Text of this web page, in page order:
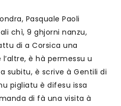
Pasquale Paoli
chì, 9 ghjorni nanzu,
di a Corsica una
è hà permessu u
subitu, è scrive à Gentili di
pigliatu è difesu issa
di fà una visita à